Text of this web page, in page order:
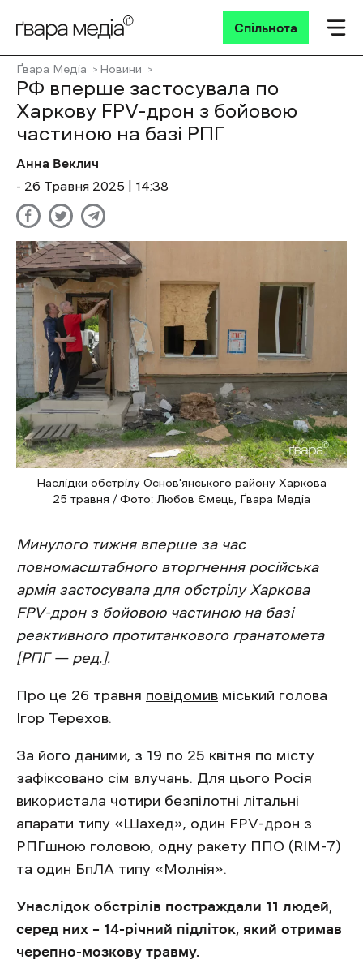
Спільнота
Ґвара Медіа Новини
РФ вперше застосувала по
Харкову FPV-дрон з бойовою
частиною на базі РПГ
Анна Веклич
- 26 Травня 2025 | 14:38
Наслідки обстрілу Основ'янського району Харкова
25 травня / Фото: Любов Ємець, Ґвара Медіа
Минулого тижня вперше за час
повномасштабного вторгнення російська
армія застосувала для обстрілу Харкова
FPV-дрон з бойовою частиною на базі
реактивного протитанкового гранатомета
[РПГ — ред.].
Про це 26 травня повідомив міський голова
Ігор Терехов.
За його даними, з 19 по 25 квітня по місту
зафіксовано сім влучань. Для цього Росія
використала чотири безпілотні літальні
апарати типу ‎«Шахед», один FPV-дрон з
РПГшною головою, одну ракету ППО (RIM-7)
та один БпЛА типу «Молнія».
Унаслідок обстрілів постраждали 11 людей,
серед них – 14-річний підліток, який отримав
черепно-мозкову травму.